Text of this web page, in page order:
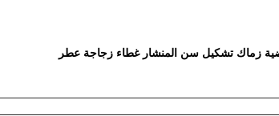
زماك تشكيل سن المنشار غطاء زجاجة عطر